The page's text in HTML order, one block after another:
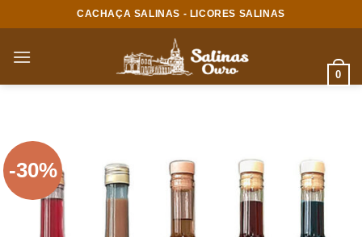
to
content
CACHAÇA SALINAS - LICORES SALINAS
0
-30%